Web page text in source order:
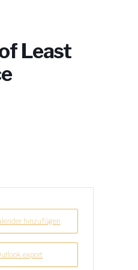
Least
hinzufügen
export